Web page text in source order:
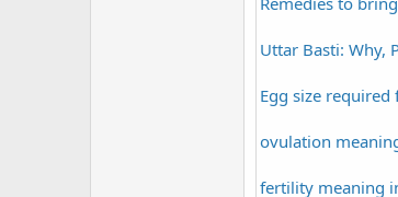
Uttar Basti: Why,
Egg size
ovulation
fertility meaning